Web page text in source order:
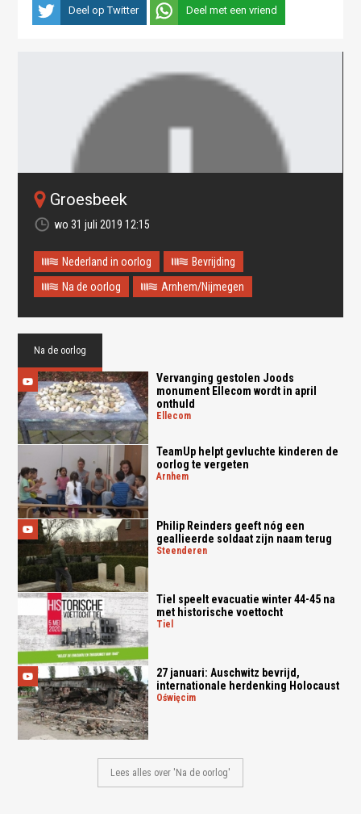
Deel op Twitter Deel met een vriend
Oops! Something went
This page didn't load Google Maps correctly. See the
JavaScript console for technical details.
groesbeek
wo 31 juli 2019 12:15
Nederland in oorlog
Bevrijding
Na de oorlog
Arnhem/Nijmegen
Na de oorlog
Vervanging gestolen Joods
monument Ellecom wordt in april
onthuld
ellecom
TeamUp helpt gevluchte kinderen de
oorlog te vergeten
arnhem
Philip Reinders geeft nóg een
geallieerde soldaat zijn naam terug
steenderen
Tiel speelt evacuatie winter 44-45 na
met historische voettocht
tiel
27 januari: Auschwitz bevrijd,
internationale herdenking Holocaust
oświęcim
Lees alles over 'Na de oorlog'